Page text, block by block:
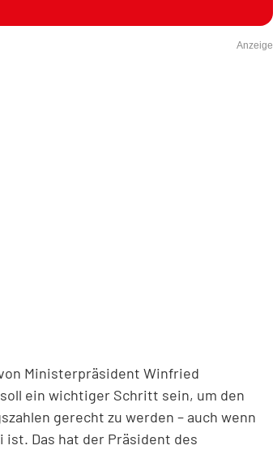
Anzeige
Ministerpräsident Winfried
ein wichtiger Schritt sein, um den
gerecht zu werden – auch wenn
Das hat der Präsident des